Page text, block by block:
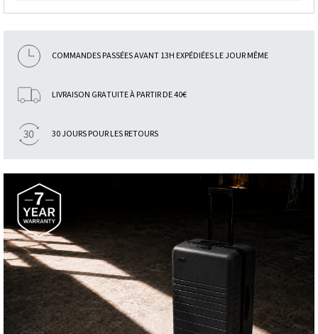
COMMANDES PASSÉES AVANT 13H EXPÉDIÉES LE JOUR MÊME
LIVRAISON GRATUITE À PARTIR DE 40€
30 JOURS POUR LES RETOURS